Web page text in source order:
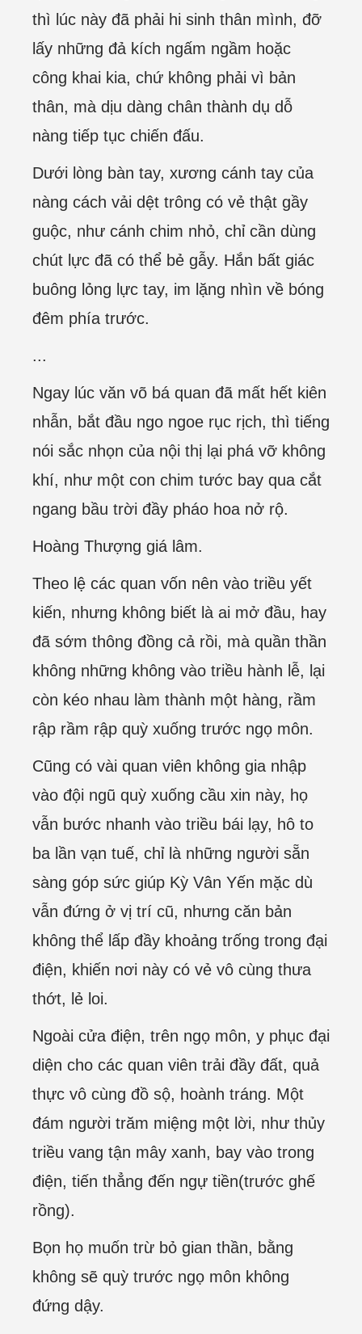
thì lúc này đã phải hi sinh thân mình, đỡ
lấy những đả kích ngấm ngầm hoặc
công khai kia, chứ không phải vì bản
thân, mà dịu dàng chân thành dụ dỗ
nàng tiếp tục chiến đấu.
Dưới lòng bàn tay, xương cánh tay của
nàng cách vải dệt trông có vẻ thật gầy
guộc, như cánh chim nhỏ, chỉ cần dùng
chút lực đã có thể bẻ gẫy. Hắn bất giác
buông lỏng lực tay, im lặng nhìn về bóng
đêm phía trước.
...
Ngay lúc văn võ bá quan đã mất hết kiên
nhẫn, bắt đầu ngo ngoe rục rịch, thì tiếng
nói sắc nhọn của nội thị lại phá vỡ không
khí, như một con chim tước bay qua cắt
ngang bầu trời đầy pháo hoa nở rộ.
Hoàng Thượng giá lâm.
Theo lệ các quan vốn nên vào triều yết
kiến, nhưng không biết là ai mở đầu, hay
đã sớm thông đồng cả rồi, mà quần thần
không những không vào triều hành lễ, lại
còn kéo nhau làm thành một hàng, rầm
rập rầm rập quỳ xuống trước ngọ môn.
Cũng có vài quan viên không gia nhập
vào đội ngũ quỳ xuống cầu xin này, họ
vẫn bước nhanh vào triều bái lạy, hô to
ba lần vạn tuế, chỉ là những người sẵn
sàng góp sức giúp Kỳ Vân Yến mặc dù
vẫn đứng ở vị trí cũ, nhưng căn bản
không thể lấp đầy khoảng trống trong đại
điện, khiến nơi này có vẻ vô cùng thưa
thớt, lẻ loi.
Ngoài cửa điện, trên ngọ môn, y phục đại
diện cho các quan viên trải đầy đất, quả
thực vô cùng đồ sộ, hoành tráng. Một
đám người trăm miệng một lời, như thủy
triều vang tận mây xanh, bay vào trong
điện, tiến thẳng đến ngự tiền(trước ghế
rồng).
Bọn họ muốn trừ bỏ gian thần, bằng
không sẽ quỳ trước ngọ môn không
đứng dậy.